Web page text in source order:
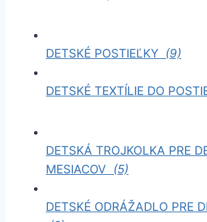
DETSKÉ POSTIEĽKY (9)
DETSKÉ TEXTÍLIE DO
DETSKÁ TROJKOLKA PRE
MESIACOV (5)
DETSKÉ ODRÁŽADLO PRE